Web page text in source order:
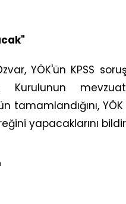
YÖK'ün KPSS
Kurulunun
tamamlandığını,
yapacaklarını